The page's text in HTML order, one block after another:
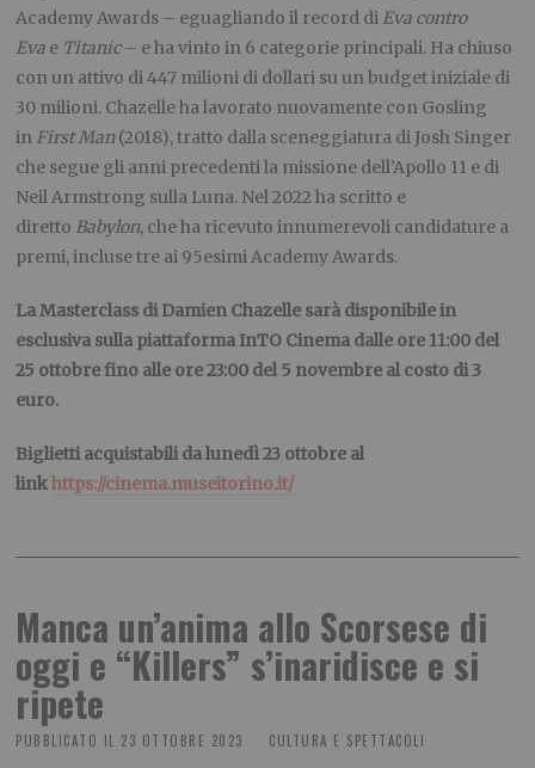
Academy Awards – eguagliando il record di Eva contro
Eva e Titanic– e ha vinto in 6 categorie principali. Ha chiuso
con un attivo di 447 milioni di dollari su un budget iniziale di
30 milioni. Chazelle ha lavorato nuovamente con Gosling
in First Man(2018), tratto dalla sceneggiatura di Josh Singer
che segue gli anni precedenti la missione dell’Apollo 11 e di
Neil Armstrong sulla Luna. Nel 2022 ha scritto e
diretto Babylon, che ha ricevuto innumerevoli candidature a
premi, incluse tre ai 95esimi Academy Awards.
La Masterclass di Damien Chazelle sarà disponibile in
esclusiva sulla piattaforma InTO Cinema dalle ore 11:00 del
25 ottobre fino alle ore 23:00 del 5 novembre al costo di 3
euro.
Biglietti acquistabili da lunedì 23 ottobre al
linkhttps://cinema.museitorino.it/
Manca un’anima allo Scorsese di
oggi e “Killers” s’inaridisce e si
ripete
PUBBLICATO IL 23 OTTOBRE 2023 CULTURA E SPETTACOLI